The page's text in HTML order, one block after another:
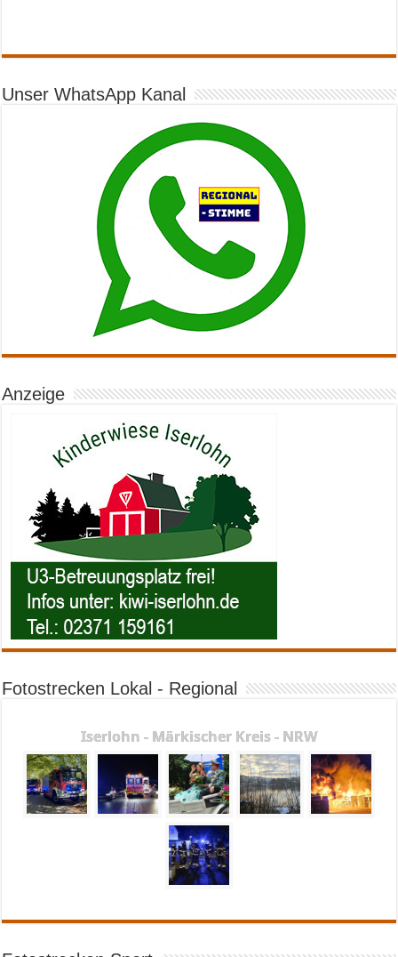
Unser WhatsApp Kanal
Anzeige
Fotostrecken Lokal - Regional
Iserlohn - Märkischer Kreis - NRW